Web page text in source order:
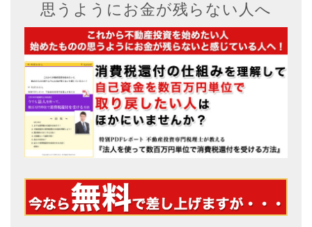
思うようにお金が残らない人へ